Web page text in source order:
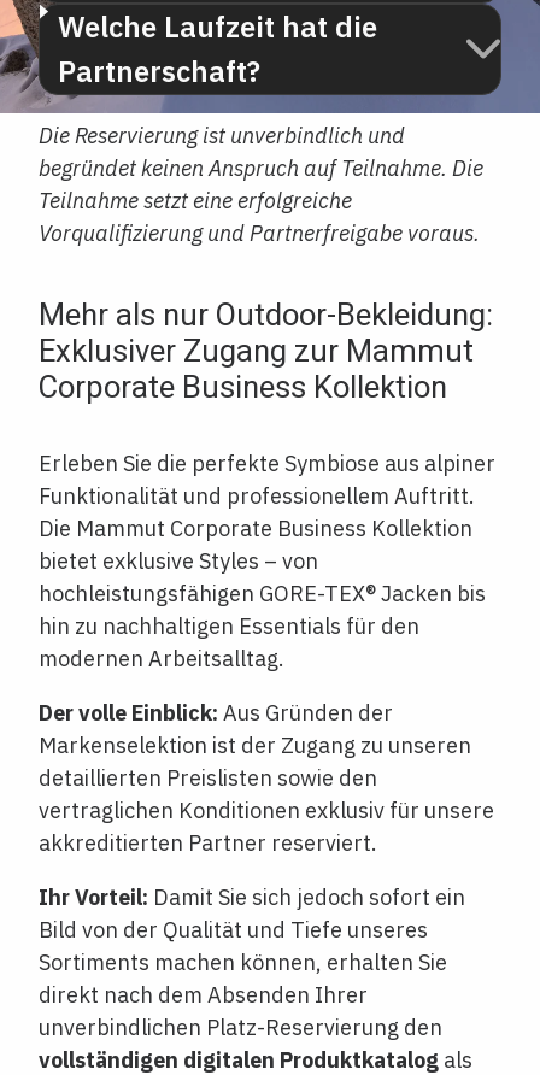
Welche Laufzeit hat die
Partnerschaft?
Die Reservierung ist unverbindlich und
begründet keinen Anspruch auf Teilnahme. Die
Teilnahme setzt eine erfolgreiche
Vorqualifizierung und Partnerfreigabe voraus.
Mehr als nur Outdoor-Bekleidung:
Exklusiver Zugang zur Mammut
Corporate Business Kollektion
Erleben Sie die perfekte Symbiose aus alpiner
Funktionalität und professionellem Auftritt.
Die Mammut Corporate Business Kollektion
bietet exklusive Styles – von
hochleistungsfähigen GORE-TEX® Jacken bis
hin zu nachhaltigen Essentials für den
modernen Arbeitsalltag.
Der volle Einblick: Aus Gründen der
Markenselektion ist der Zugang zu unseren
detaillierten Preislisten sowie den
vertraglichen Konditionen exklusiv für unsere
akkreditierten Partner reserviert.
Ihr Vorteil: Damit Sie sich jedoch sofort ein
Bild von der Qualität und Tiefe unseres
Sortiments machen können, erhalten Sie
direkt nach dem Absenden Ihrer
unverbindlichen Platz-Reservierung den
vollständigen digitalen Produktkatalog als